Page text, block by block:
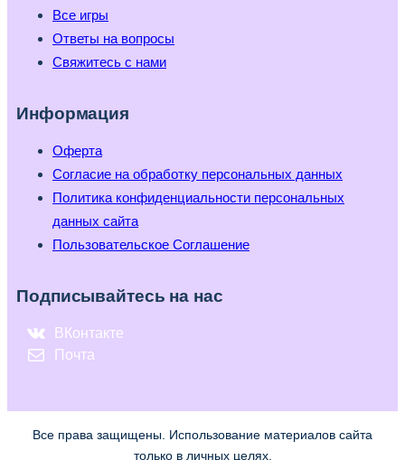
Все игры
Ответы на вопросы
Свяжитесь с нами
Информация
Оферта
Согласие на обработку персональных данных
Политика конфиденциальности персональных
данных сайта
Пользовательское Соглашение
Подписывайтесь на нас
ВКонтакте
Почта
Все права защищены. Использование материалов сайта
только в личных целях.